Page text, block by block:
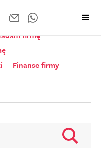
firmę
Finanse firmy